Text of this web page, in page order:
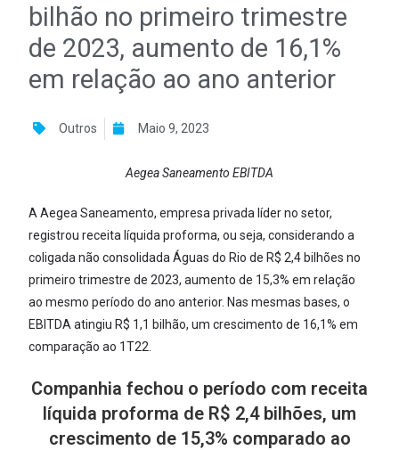
bilhão no primeiro trimestre
de 2023, aumento de 16,1%
em relação ao ano anterior
Outros Maio 9, 2023
Aegea Saneamento EBITDA
A Aegea Saneamento, empresa privada líder no setor,
registrou receita líquida proforma, ou seja, considerando a
coligada não consolidada Águas do Rio de R$ 2,4 bilhões no
primeiro trimestre de 2023, aumento de 15,3% em relação
ao mesmo período do ano anterior. Nas mesmas bases, o
EBITDA atingiu R$ 1,1 bilhão, um crescimento de 16,1% em
comparação ao 1T22.
Companhia fechou o período com receita
líquida proforma de R$ 2,4 bilhões, um
crescimento de 15,3% comparado ao